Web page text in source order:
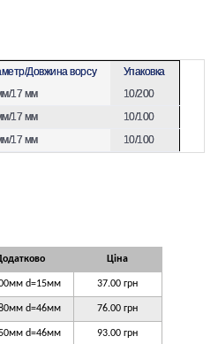
Довжина ворсу
Упаковка
17 мм
10/200
17 мм
10/100
17 мм 10/100
Ціна
d=15мм 37.00 грн
d=46мм 76.00 грн
d=46мм 93.00 грн